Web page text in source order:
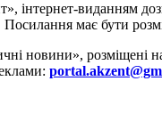
інтернет-виданням
має бути
новини»,